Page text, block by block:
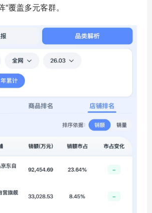
覆盖多元客群。